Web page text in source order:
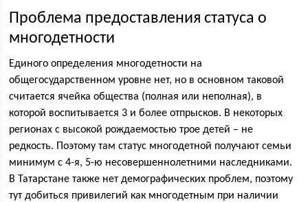
Проблема предоставления статуса о
многодетности
Единого определения многодетности на
общегосударственном уровне нет, но в основном таковой
считается ячейка общества (полная или неполная), в
которой воспитывается 3 и более отпрысков. В некоторых
регионах с высокой рождаемостью трое детей – не
редкость. Поэтому там статус многодетной получают семьи
минимум с 4-я, 5-ю несовершеннолетними наследниками.
В Татарстане также нет демографических проблем, поэтому
тут добиться привилегий как многодетным при наличии